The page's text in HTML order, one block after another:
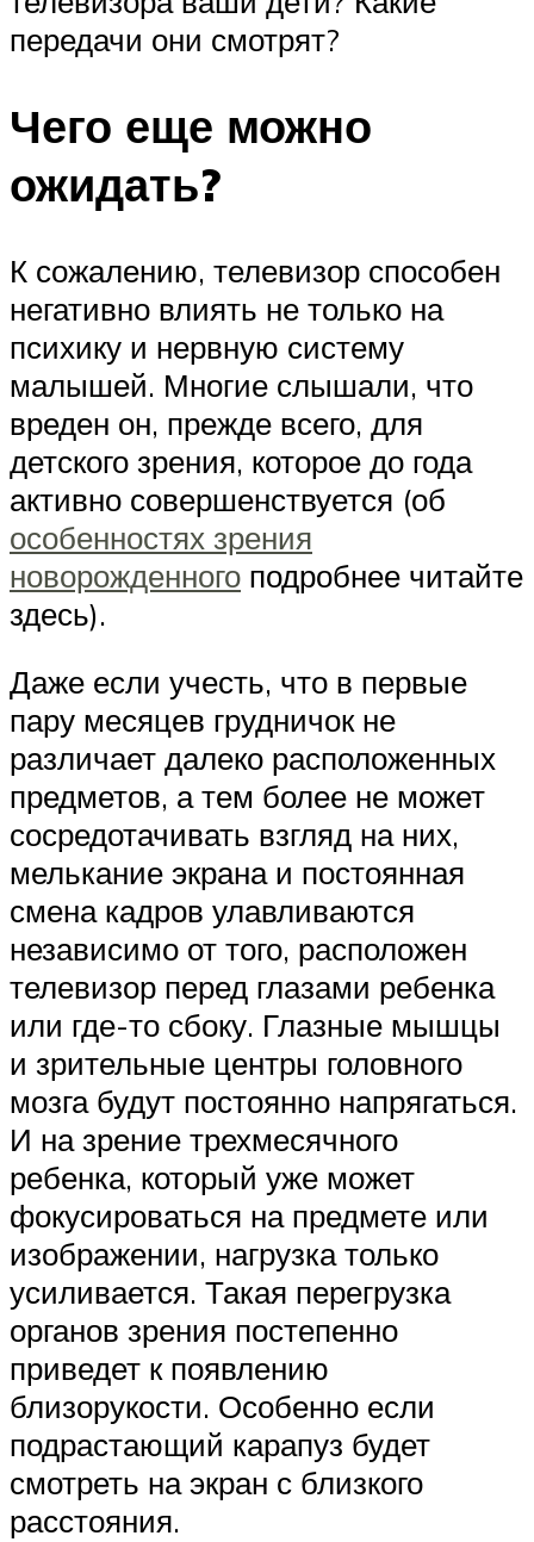
передачи они смотрят?
Чего еще можно
ожидать?
К сожалению, телевизор способен
негативно влиять не только на
психику и нервную систему
малышей. Многие слышали, что
вреден он, прежде всего, для
детского зрения, которое до года
активно совершенствуется (об
особенностях зрения
новорожденного подробнее читайте
здесь).
Даже если учесть, что в первые
пару месяцев грудничок не
различает далеко расположенных
предметов, а тем более не может
сосредотачивать взгляд на них,
мелькание экрана и постоянная
смена кадров улавливаются
независимо от того, расположен
телевизор перед глазами ребенка
или где-то сбоку. Глазные мышцы
и зрительные центры головного
мозга будут постоянно напрягаться.
И на зрение трехмесячного
ребенка, который уже может
фокусироваться на предмете или
изображении, нагрузка только
усиливается. Такая перегрузка
органов зрения постепенно
приведет к появлению
близорукости. Особенно если
подрастающий карапуз будет
смотреть на экран с близкого
расстояния.